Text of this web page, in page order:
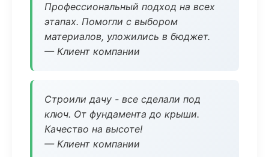
Профессиональный подход на всех
этапах. Помогли с выбором
материалов, уложились в бюджет.
— Клиент компании
Строили дачу - все сделали под
ключ. От фундамента до крыши.
Качество на высоте!
— Клиент компании